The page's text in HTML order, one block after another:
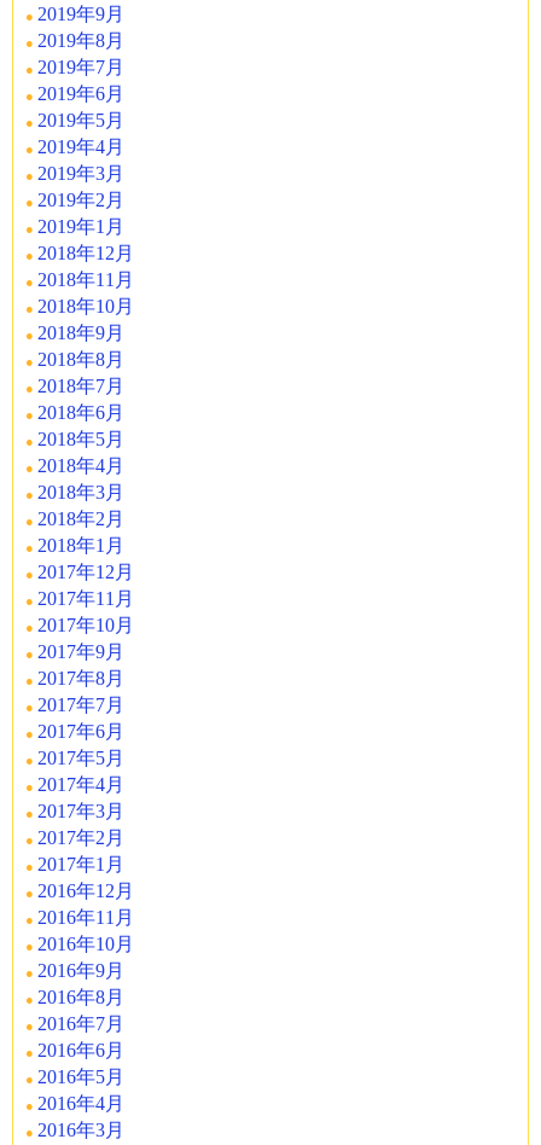
2019年9月
2019年8月
2019年7月
2019年6月
2019年5月
2019年4月
2019年3月
2019年2月
2019年1月
2018年12月
2018年11月
2018年10月
2018年9月
2018年8月
2018年7月
2018年6月
2018年5月
2018年4月
2018年3月
2018年2月
2018年1月
2017年12月
2017年11月
2017年10月
2017年9月
2017年8月
2017年7月
2017年6月
2017年5月
2017年4月
2017年3月
2017年2月
2017年1月
2016年12月
2016年11月
2016年10月
2016年9月
2016年8月
2016年7月
2016年6月
2016年5月
2016年4月
2016年3月